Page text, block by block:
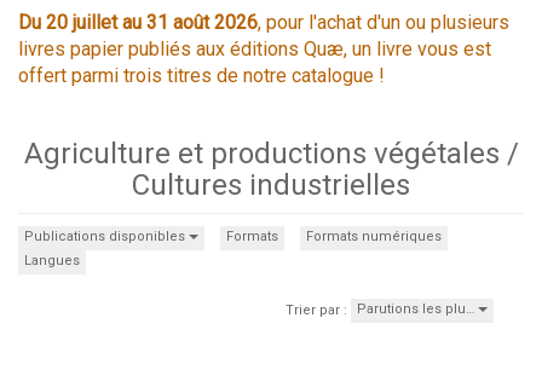
Du 20 juillet au 31 août 2026, pour l'achat d'un ou plusieurs
livres papier publiés aux éditions Quæ, un livre vous est
offert parmi trois titres de notre catalogue !
Agriculture et productions végétales /
Cultures industrielles
Publications disponibles Formats
Formats numériques
Langues
Trier par : Parutions les plu…